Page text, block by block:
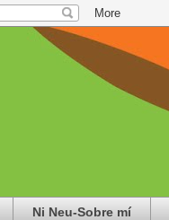
Ni Neu-Sobre mí